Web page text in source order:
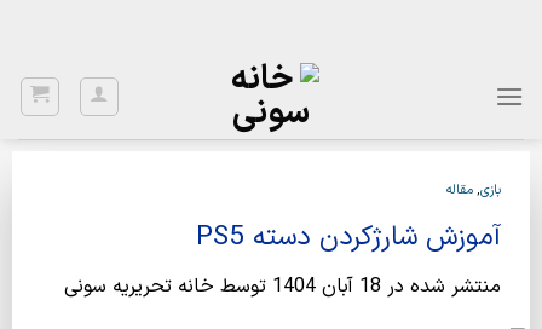
بازی,مقاله
آموزش شارژکردن دسته PS5
منتشر شده در 18 آبان 1404 توسط خانه تحریریه سونی